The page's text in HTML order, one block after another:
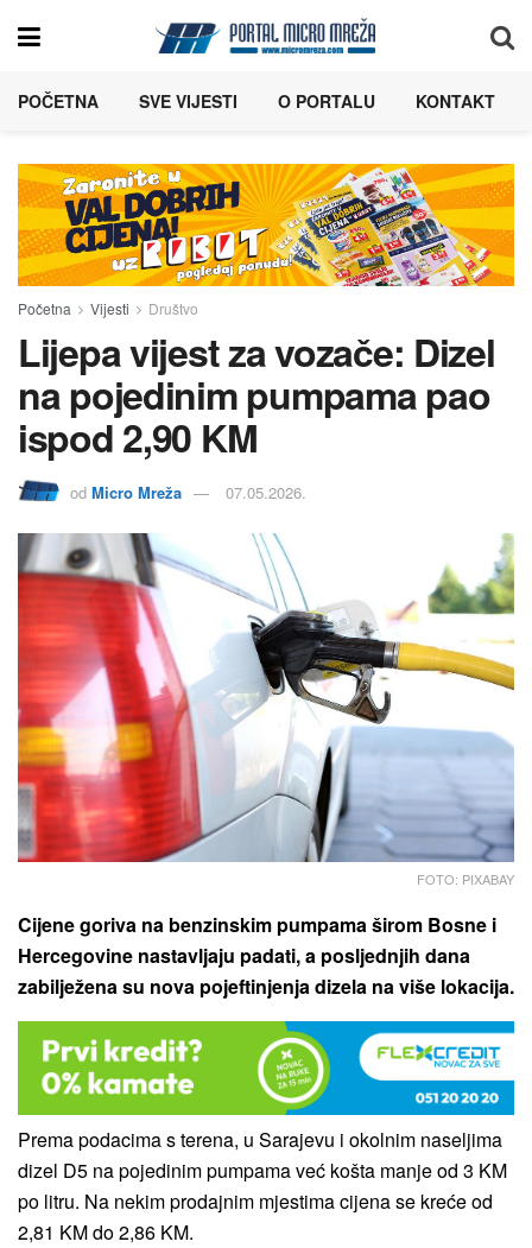
POČETNA SVE VIJESTI O PORTALU KONTAKT
Početna Vijesti Društvo
Lijepa vijest za vozače: Dizel
na pojedinim pumpama pao
ispod 2,90 KM
od Micro Mreža 07.05.2026.
FOTO: PIXABAY
Cijene goriva na benzinskim pumpama širom Bosne i
Hercegovine nastavljaju padati, a posljednjih dana
zabilježena su nova pojeftinjenja dizela na više lokacija.
Prema podacima s terena, u Sarajevu i okolnim naseljima
dizel D5 na pojedinim pumpama već košta manje od 3 KM
po litru. Na nekim prodajnim mjestima cijena se kreće od
2,81 KM do 2,86 KM.